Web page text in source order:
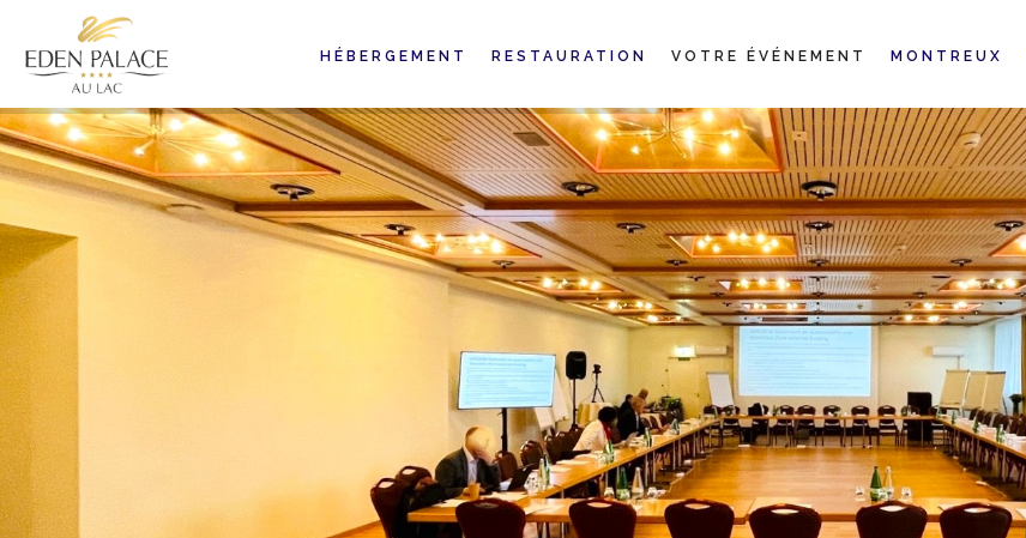
HÉBERGEMENT RESTAURATION VOTRE ÉVÉNEMENT MONTREUX